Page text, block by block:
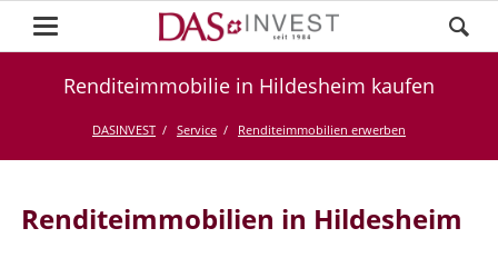
Renditeimmobilie in Hildesheim kaufen
DASINVEST Service Renditeimmobilien erwerben
Renditeimmobilien in Hildesheim